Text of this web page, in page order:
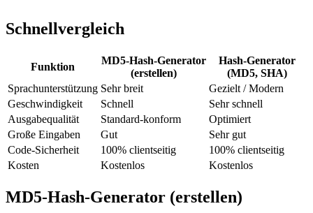
Schnellvergleich
Funktion
MD5-Hash-Generator
(erstellen)
Hash-Generator
(MD5, SHA)
Sprachunterstützung Sehr breit
Gezielt / Modern
Geschwindigkeit
Schnell
Sehr schnell
Ausgabequalität
Standard-konform
Optimiert
Große Eingaben
Gut
Sehr gut
Code-Sicherheit
100% clientseitig
100% clientseitig
Kosten
Kostenlos Kostenlos
MD5-Hash-Generator (erstellen)